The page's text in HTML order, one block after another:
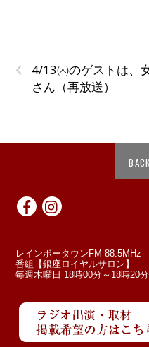
‹
4/13㈭のゲストは、
さん（再放送）
レインボータウンFM 88.5MHz
番組【銀座ロイヤルサロン】
毎週木曜日 18時00分～18時20